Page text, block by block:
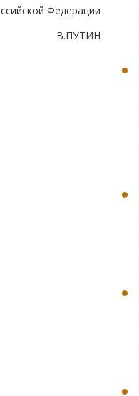
Федерации
В.ПУТИН